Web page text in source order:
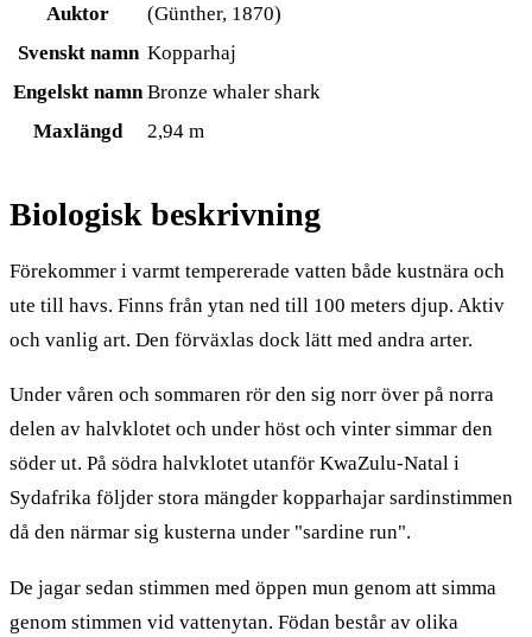
Auktor
(Günther, 1870)
Svenskt namn Kopparhaj
Engelskt namn Bronze whaler shark
Maxlängd
2,94 m
Biologisk beskrivning
Förekommer i varmt tempererade vatten både kustnära och
ute till havs. Finns från ytan ned till 100 meters djup. Aktiv
och vanlig art. Den förväxlas dock lätt med andra arter.
Under våren och sommaren rör den sig norr över på norra
delen av halvklotet och under höst och vinter simmar den
söder ut. På södra halvklotet utanför KwaZulu-Natal i
Sydafrika följder stora mängder kopparhajar sardinstimmen
då den närmar sig kusterna under "sardine run".
De jagar sedan stimmen med öppen mun genom att simma
genom stimmen vid vattenytan. Födan består av olika